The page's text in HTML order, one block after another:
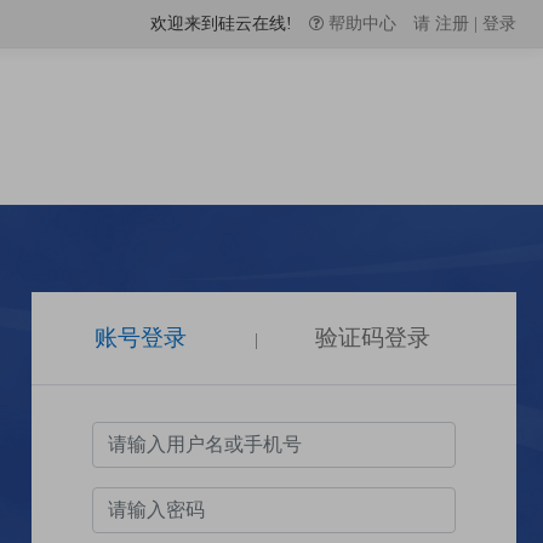
欢迎来到硅云在线! 帮助中心 请 注册 | 登录
账号登录 验证码登录